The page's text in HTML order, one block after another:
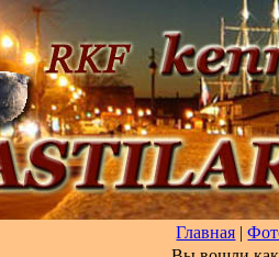
Главная |